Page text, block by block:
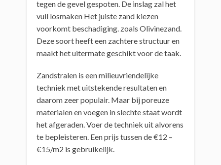
tegen de gevel gespoten. De inslag zal het
vuil losmaken Het juiste zand kiezen
voorkomt beschadiging. zoals Olivinezand.
Deze soort heeft een zachtere structuur en
maakt het uitermate geschikt voor de taak.
Zandstralen is een milieuvriendelijke
techniek met uitstekende resultaten en
daarom zeer populair. Maar bij poreuze
materialen en voegen in slechte staat wordt
het afgeraden. Voer de techniek uit alvorens
te bepleisteren. Een prijs tussen de €12 –
€15/m2 is gebruikelijk.